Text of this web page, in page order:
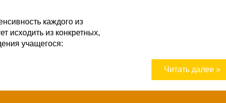
каждого из
исходить из конкретных,
учащегося:
Читать далее »